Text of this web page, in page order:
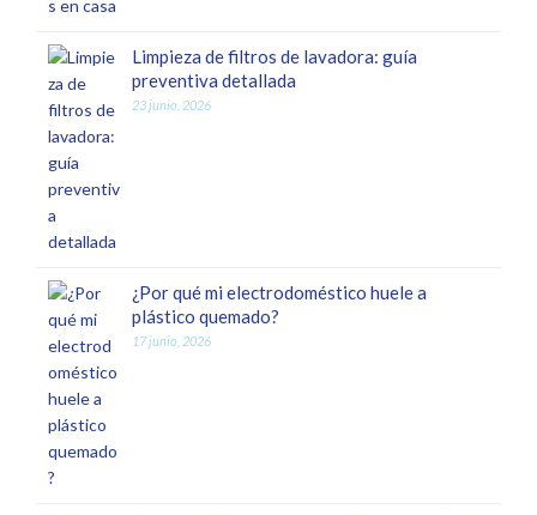
Limpieza de filtros de lavadora: guía
preventiva detallada
23 junio, 2026
¿Por qué mi electrodoméstico huele a
plástico quemado?
17 junio, 2026